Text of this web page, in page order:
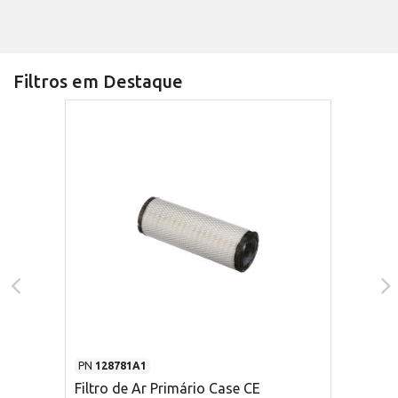
Filtros em Destaque
PN 128781A1
Filtro de Ar Primário Case CE